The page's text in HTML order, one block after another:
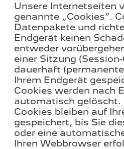
Unsere Internetseiten
genannte „Cookies“.
Datenpakete und
Endgerät keinen
entweder
einer Sitzung
dauerhaft
Ihrem Endgerät
Cookies werden nach
automatisch gelöscht.
Cookies bleiben auf
gespeichert, bis Sie
oder eine
Ihren Webbrowser